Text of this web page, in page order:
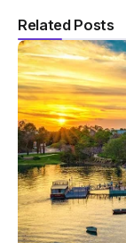
Related Posts